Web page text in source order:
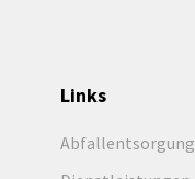
Links
Abfallentsorgung